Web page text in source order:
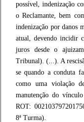
possível, indenização
o Reclamante, bem
indenização por danos
atual, devendo incidir
juros desde o
Tribunal). (...). A
se quando a conduta
como uma violação
manutenção do
ROT:
8ª Turma).